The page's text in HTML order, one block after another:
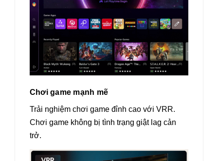
Chơi game mạnh mẽ
Trải nghiệm chơi game đỉnh cao với VRR.
Chơi game không bị tình trạng giật lag cản
trở.